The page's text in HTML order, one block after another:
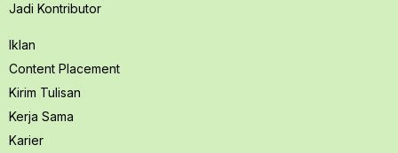
Jadi Kontributor
Iklan
Content Placement
Kirim Tulisan
Kerja Sama
Karier